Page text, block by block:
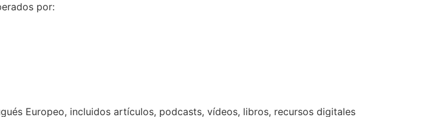
por:
Europeo, incluidos artículos, podcasts, vídeos, libros, recursos digitales